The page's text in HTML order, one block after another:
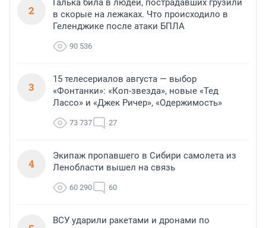
2
Галька била в людей, пострадавших грузили
в скорые на лежаках. Что происходило в
Геленджике после атаки БПЛА
90 536
3
15 телесериалов августа — выбор
«Фонтанки»: «Коп-звезда», новые «Тед
Лассо» и «Джек Ричер», «Одержимость»
73 737 27
4
Экипаж пропавшего в Сибири самолета из
Ленобласти вышел на связь
60 290 60
ВСУ ударили ракетами и дронами по